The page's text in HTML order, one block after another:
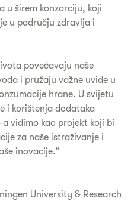
u širem konzorciju, koji
u području zdravlja i
povećavaju naše
i pružaju važne uvide u
hrane. U svijetu
i korištenja dodataka
vidimo kao projekt koji bi
za naše istraživanje i
inovacije.”
University & Research